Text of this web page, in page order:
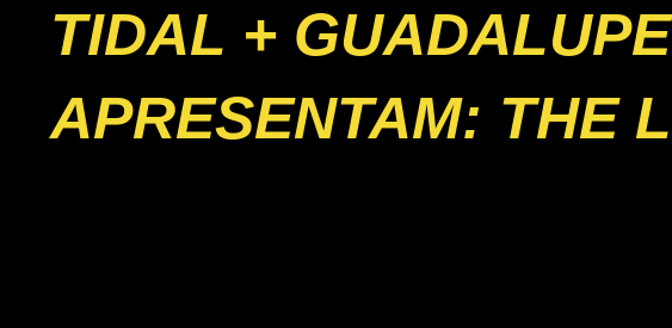
TIDAL +
APRESENTAM: THE